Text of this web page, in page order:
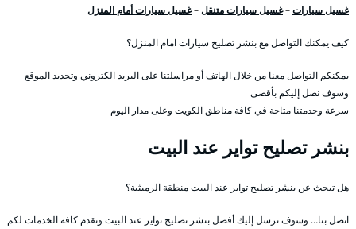
غسيل سيارات–غسيل سيارات متنقل–غسيل سيارات أمام المنزل
كيف يمكنك التواصل مع بنشر تصليح سيارات امام المنزل؟
يمكنكم التواصل معنا من خلال الهاتف أو مراسلتنا على البريد الكتروني وتحديد الموقع
وسوف نصل إليكم بأقصى
سرعة وخدمتنا متاحة في كافة مناطق الكويت وعلى مدار اليوم
بنشر تصليح تواير عند البيت
هل تبحث عن بنشر تصليح تواير عند البيت منطقة الرميثية؟
اتصل بنا… وسوف نرسل إليك أفضل بنشر تصليح تواير عند البيت ونقدم كافة الخدمات لكم